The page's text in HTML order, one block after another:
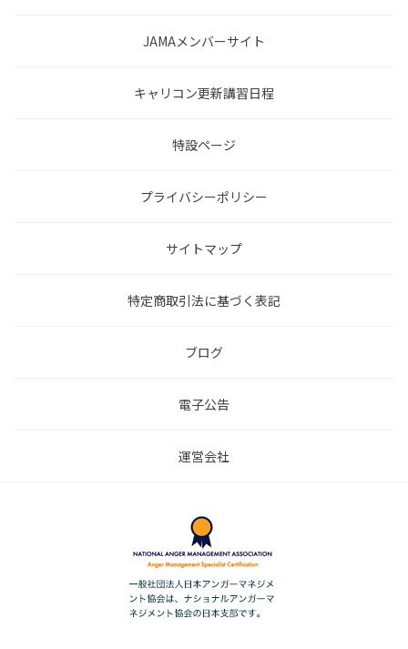
JAMAメンバーサイト
キャリコン更新講習日程
特設ページ
プライバシーポリシー
サイトマップ
特定商取引法に基づく表記
ブログ
電子公告
運営会社